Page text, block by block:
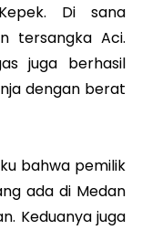
Di sana
tersangka Aci.
juga berhasil
dengan berat
bahwa pemilik
ada di Medan
Keduanya juga